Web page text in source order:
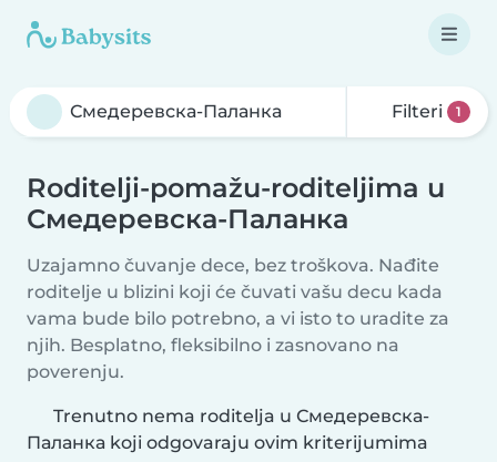
Filteri 1
Roditelji-pomažu-roditeljima u
Смедеревска-Паланка
Uzajamno čuvanje dece, bez troškova. Nađite
roditelje u blizini koji će čuvati vašu decu kada
vama bude bilo potrebno, a vi isto to uradite za
njih. Besplatno, fleksibilno i zasnovano na
poverenju.
Trenutno nema roditelja u Смедеревска-
Паланка koji odgovaraju ovim kriterijumima